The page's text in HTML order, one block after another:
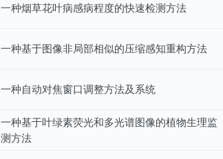
一种烟草花叶病感病程度的快速检测方法
一种基于图像非局部相似的压缩感知重构方法
一种自动对焦窗口调整方法及系统
一种基于叶绿素荧光和多光谱图像的植物生理监
测方法